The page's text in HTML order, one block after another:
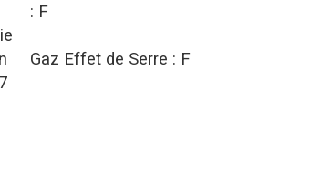
: F
Gaz Effet de Serre : F